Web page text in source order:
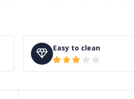
wit!
kan niet meer geannuleerd of
Easy to clean